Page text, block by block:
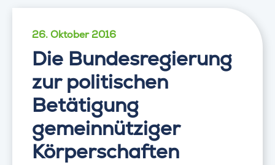
26. Oktober 2016
Die Bundesregierung
zur politischen
Betätigung
gemeinnütziger
Körperschaften